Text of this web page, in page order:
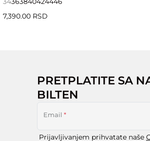
7,390.00 RSD
PRETPLATITE SA
BILTEN
Email *
Prijavljivanjem prihvatate naše